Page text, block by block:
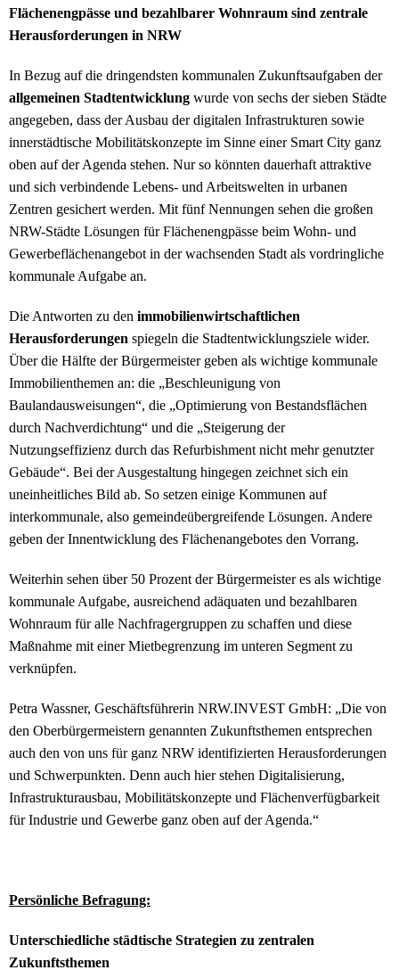
Flächenengpässe und bezahlbarer Wohnraum sind zentrale
Herausforderungen in NRW
In Bezug auf die dringendsten kommunalen Zukunftsaufgaben der
allgemeinen Stadtentwicklung wurde von sechs der sieben Städte
angegeben, dass der Ausbau der digitalen Infrastrukturen sowie
innerstädtische Mobilitätskonzepte im Sinne einer Smart City ganz
oben auf der Agenda stehen. Nur so könnten dauerhaft attraktive
und sich verbindende Lebens- und Arbeitswelten in urbanen
Zentren gesichert werden. Mit fünf Nennungen sehen die großen
NRW-Städte Lösungen für Flächenengpässe beim Wohn- und
Gewerbeflächenangebot in der wachsenden Stadt als vordringliche
kommunale Aufgabe an.
Die Antworten zu den immobilienwirtschaftlichen
Herausforderungen spiegeln die Stadtentwicklungsziele wider.
Über die Hälfte der Bürgermeister geben als wichtige kommunale
Immobilienthemen an: die „Beschleunigung von
Baulandausweisungen“, die „Optimierung von Bestandsflächen
durch Nachverdichtung“ und die „Steigerung der
Nutzungseffizienz durch das Refurbishment nicht mehr genutzter
Gebäude“. Bei der Ausgestaltung hingegen zeichnet sich ein
uneinheitliches Bild ab. So setzen einige Kommunen auf
interkommunale, also gemeindeübergreifende Lösungen. Andere
geben der Innentwicklung des Flächenangebotes den Vorrang.
Weiterhin sehen über 50 Prozent der Bürgermeister es als wichtige
kommunale Aufgabe, ausreichend adäquaten und bezahlbaren
Wohnraum für alle Nachfragergruppen zu schaffen und diese
Maßnahme mit einer Mietbegrenzung im unteren Segment zu
verknüpfen.
Petra Wassner, Geschäftsführerin NRW.INVEST GmbH: „Die von
den Oberbürgermeistern genannten Zukunftsthemen entsprechen
auch den von uns für ganz NRW identifizierten Herausforderungen
und Schwerpunkten. Denn auch hier stehen Digitalisierung,
Infrastrukturausbau, Mobilitätskonzepte und Flächenverfügbarkeit
für Industrie und Gewerbe ganz oben auf der Agenda.“
Persönliche Befragung:
Unterschiedliche städtische Strategien zu zentralen
Zukunftsthemen